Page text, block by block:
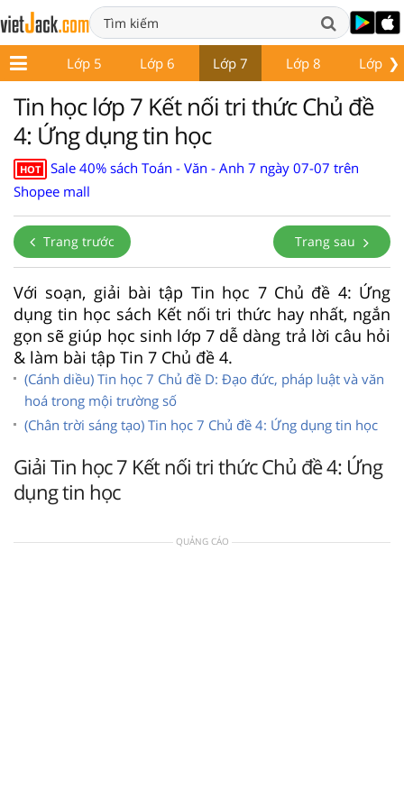
❯
4 Lớp 5 Lớp 6 Lớp 7 Lớp 8 Lớp 9
Tin học lớp 7 Kết nối tri thức Chủ đề
4: Ứng dụng tin học
HOT
Sale 40% sách Toán - Văn - Anh 7 ngày 07-07 trên
Shopee mall
Trang trước Trang sau
Với soạn, giải bài tập Tin học 7 Chủ đề 4: Ứng
dụng tin học sách Kết nối tri thức hay nhất, ngắn
gọn sẽ giúp học sinh lớp 7 dễ dàng trả lời câu hỏi
& làm bài tập Tin 7 Chủ đề 4.
(Cánh diều) Tin học 7 Chủ đề D: Đạo đức, pháp luật và văn
hoá trong mội trường số
(Chân trời sáng tạo) Tin học 7 Chủ đề 4: Ứng dụng tin học
Giải Tin học 7 Kết nối tri thức Chủ đề 4: Ứng
dụng tin học
QUẢNG CÁO